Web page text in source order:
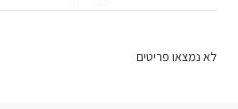
לא נמצאו פריטים